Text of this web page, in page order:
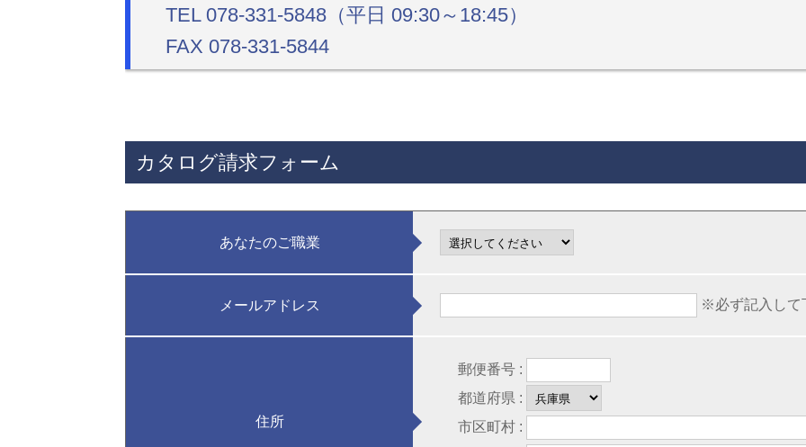
TEL 078-331-5848（平日 09:30～18:45）
FAX 078-331-5844
カタログ請求フォーム
あなたのご職業
メールアドレス ※必ず記入して
住所
郵便番号 :
都道府県 :
市区町村 :